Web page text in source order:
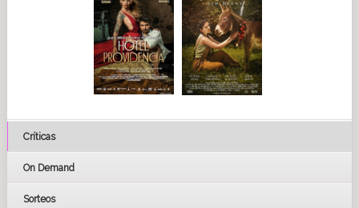
Críticas
On Demand
Sorteos